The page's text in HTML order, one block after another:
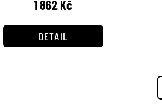
1 862 Kč
DETAIL